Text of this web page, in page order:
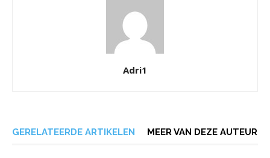
Adri1
GERELATEERDE ARTIKELEN MEER VAN DEZE AUTEUR